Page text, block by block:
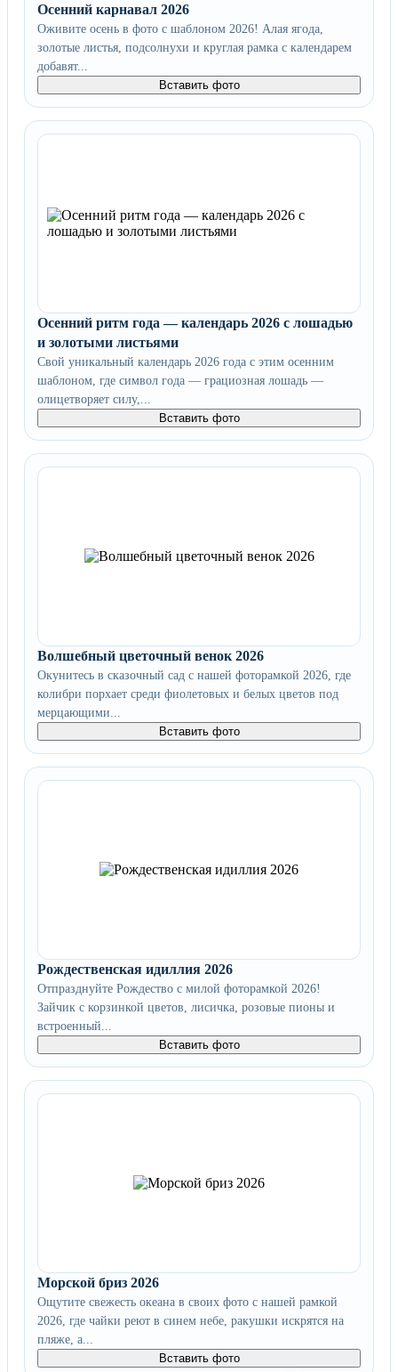
Осенний карнавал 2026
Оживите осень в фото с шаблоном 2026! Алая ягода,
золотые листья, подсолнухи и круглая рамка с календарем
добавят...
Вставить фото
Осенний ритм года — календарь 2026 с лошадью
и золотыми листьями
Свой уникальный календарь 2026 года с этим осенним
шаблоном, где символ года — грациозная лошадь —
олицетворяет силу,...
Вставить фото
Волшебный цветочный венок 2026
Окунитесь в сказочный сад с нашей фоторамкой 2026, где
колибри порхает среди фиолетовых и белых цветов под
мерцающими...
Вставить фото
Рождественская идиллия 2026
Отпразднуйте Рождество с милой фоторамкой 2026!
Зайчик с корзинкой цветов, лисичка, розовые пионы и
встроенный...
Вставить фото
Морской бриз 2026
Ощутите свежесть океана в своих фото с нашей рамкой
2026, где чайки реют в синем небе, ракушки искрятся на
пляже, а...
Вставить фото